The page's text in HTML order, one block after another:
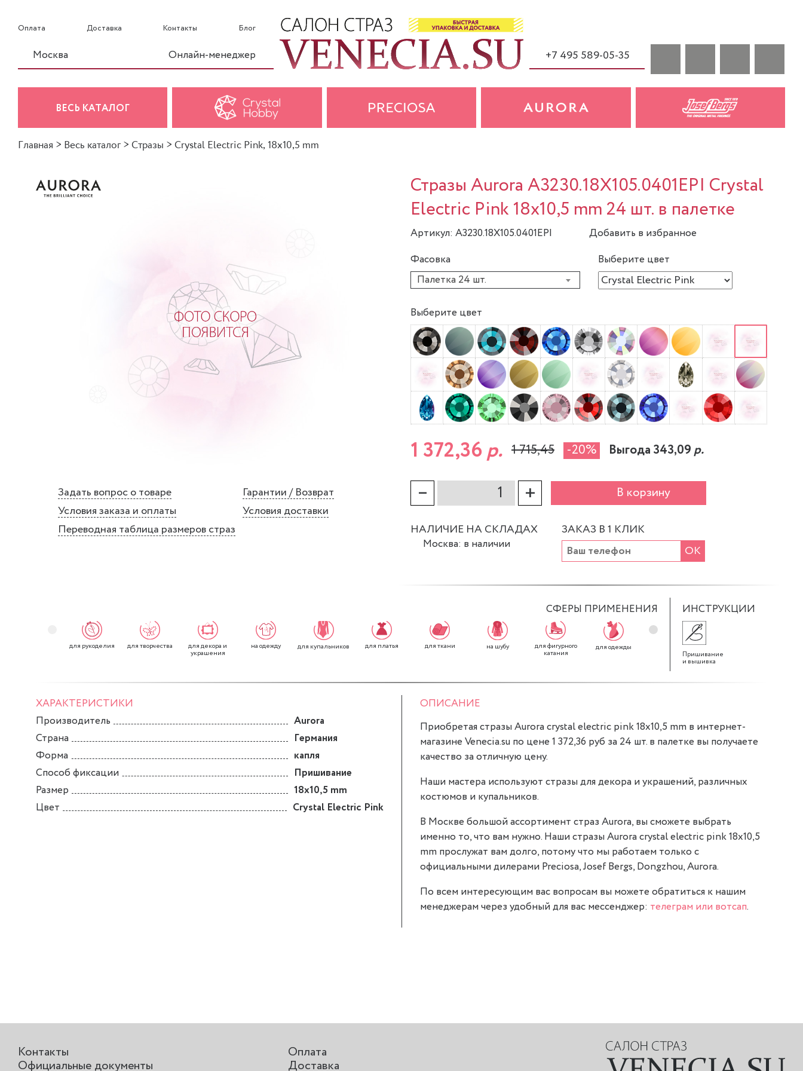
Оплата Доставка Контакты Блог
Москва Онлайн-менеджер +7 495 589-05-35
ВЕСЬ КАТАЛОГ
Главная > Весь каталог > Стразы > Crystal Electric Pink, 18x10,5 mm
Задать вопрос о товаре
Гарантии / Возврат
Условия заказа и оплаты
Условия доставки
Переводная таблица размеров страз
Стразы Aurora A3230.18X105.0401EPI Crystal
Electric Pink 18x10,5 mm 24 шт. в палетке
Артикул: A3230.18X105.0401EPI
Добавить в избранное
Фасовка
Палетка 24 шт.
Выберите цвет
Выберите цвет
1 372,36р. 1 715,45 -20% Выгода 343,09р.
– + В корзину
НАЛИЧИЕ НА СКЛАДАХ
Москва: в наличии
ЗАКАЗ В 1 КЛИК
ОК
СФЕРЫ ПРИМЕНЕНИЯ
для рукоделия для творчества для декора и
украшения
на одежду для купальников для платья для ткани на шубу для фигурного
катания
для одежды для декора
ИНСТРУКЦИИ
Пришивание
и вышивка
ХАРАКТЕРИСТИКИ
Производитель
Aurora
Страна
Германия
Форма
капля
Способ фиксации
Пришивание
Размер
18x10,5 mm
Цвет
Crystal Electric Pink
ОПИСАНИЕ
Приобретая стразы Aurora crystal electric pink 18x10,5 mm в интернет-
магазине Venecia.su по цене 1 372,36 руб за 24 шт. в палетке вы получаете
качество за отличную цену.
Наши мастера используют стразы для декора и украшений, различных
костюмов и купальников.
В Москве большой ассортимент страз Aurora, вы сможете выбрать
именно то, что вам нужно. Наши стразы Aurora crystal electric pink 18x10,5
mm прослужат вам долго, потому что мы работаем только с
официальными дилерами Preciosa, Josef Bergs, Dongzhou, Aurora.
По всем интересующим вас вопросам вы можете обратиться к нашим
менеджерам через удобный для вас мессенджер: телеграм или вотсап.
Контакты
Официальные документы
Оплата
Доставка